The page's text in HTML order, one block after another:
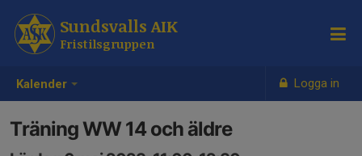
Kalender Logga in
Sundsvalls AIK
Fristilsgruppen
Träning WW 14 och äldre